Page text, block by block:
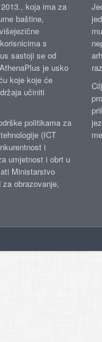
koja ima za
baštine,
s
sastoji se od
je usko
koje koje će
učiniti
politikama za
(ICT
i
umjetnost i obrt u
Ministarstvo
obrazovanje,